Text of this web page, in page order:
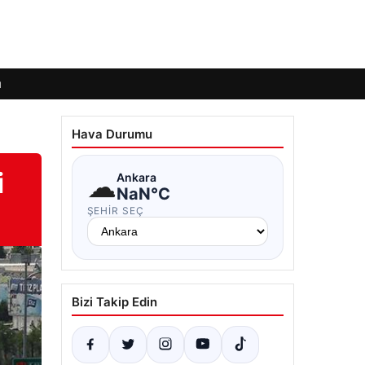
Hava Durumu
☁Ankara
NaN°C
ŞEHIR SEÇ
Bizi Takip Edin